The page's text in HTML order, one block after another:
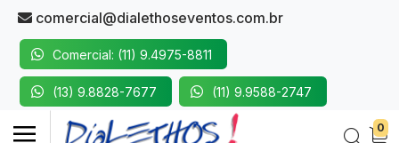
comercial@dialethoseventos.com.br
Comercial: (11) 9.4975-8811
(13) 9.8828-7677 (11) 9.9588-2747
0